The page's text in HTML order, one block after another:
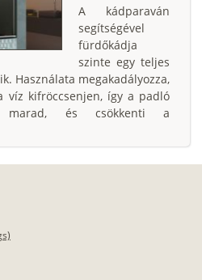
A kádparaván
segítségével
fürdőkádja
szinte egy teljes
Használata megakadályozza,
víz kifröccsenjen, így a padló
marad, és csökkenti a